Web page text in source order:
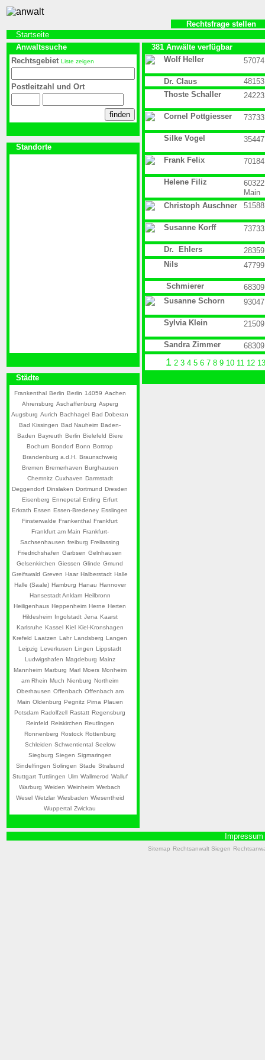
Rechtsfrage stellen
Startseite
Anwaltssuche
Rechtsgebiet Liste zeigen
Postleitzahl und Ort
Standorte
Städte
Frankenthal Berlin Berlin 14059 Aachen
Ahrensburg Aschaffenburg Asperg
Augsburg Aurich Bachhagel Bad Doberan
Bad Kissingen Bad Nauheim Baden-
Baden Bayreuth Berlin Bielefeld Biere
Bochum Bondorf Bonn Bottrop
Brandenburg a.d.H.
Braunschweig
Bremen Bremerhaven Burghausen
Chemnitz Cuxhaven Darmstadt
Deggendorf Dinslaken Dortmund Dresden
Eisenberg Ennepetal Erding Erfurt
Erkrath Essen Essen-Bredeney Esslingen
Finsterwalde Frankenthal Frankfurt
Frankfurt am Main Frankfurt-
Sachsenhausen freiburg Freilassing
Friedrichshafen Garbsen Gelnhausen
Gelsenkirchen Giessen Glinde Gmund
Greifswald Greven Haar Halberstadt Halle
Halle (Saale) Hamburg Hanau Hannover
Hansestadt Anklam Heilbronn
Heiligenhaus Heppenheim Herne Herten
Hildesheim Ingolstadt Jena Kaarst
Karlsruhe Kassel Kiel Kiel-Kronshagen
Krefeld Laatzen Lahr Landsberg Langen
Leipzig Leverkusen Lingen Lippstadt
Ludwigshafen Magdeburg Mainz
Mannheim Marburg Marl Moers Monheim
am Rhein Much Nienburg Northeim
Oberhausen Offenbach Offenbach am
Main Oldenburg Pegnitz Pirna Plauen
Potsdam Radolfzell Rastatt Regensburg
Reinfeld Reiskirchen Reutlingen
Ronnenberg Rostock Rottenburg
Schleiden Schwentiental Seelow
Siegburg Siegen Sigmaringen
Sindelfingen Solingen Stade Stralsund
Stuttgart Tuttlingen Ulm Wallmerod Walluf
Warburg Weiden Weinheim Werbach
Wesel Wetzlar Wiesbaden Wiesentheid
Wuppertal Zwickau
381 Anwälte verfügbar
Wolf Heller
57074
Dr. Claus
48153
Thoste Schaller
24223
Cornel Pottgiesser 73733
Silke Vogel 35447
Frank Felix 70184
Helene Filiz
60322
Main
Christoph Auschner
51588
Susanne Korff 73733
Dr. Ehlers
28359
Nils
47799
Schmierer
68309
Susanne Schorn
93047
Sylvia Klein 21509
Sandra Zimmer 68309
1 2 3 4 5 6 7 8 9 10 11 12 13
Impressum
Sitemap Rechtsanwalt Siegen